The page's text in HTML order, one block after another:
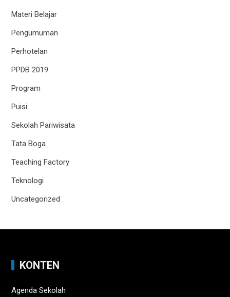
Materi Belajar
Pengumuman
Perhotelan
PPDB 2019
Program
Puisi
Sekolah Pariwisata
Tata Boga
Teaching Factory
Teknologi
Uncategorized
KONTEN
Agenda Sekolah